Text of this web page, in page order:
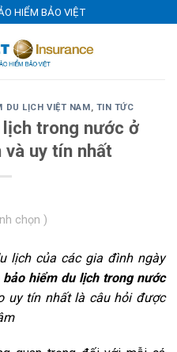
HIỂM BẢO VIỆT
DU LỊCH VIỆT NAM, TIN TỨC
trong nước ở
uy tín nhất
chọn )
lịch của các gia đình ngày
bảo hiểm du lịch trong nước
uy tín nhất là câu hỏi được